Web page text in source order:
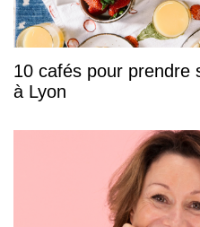
10 cafés pour prendre
à Lyon